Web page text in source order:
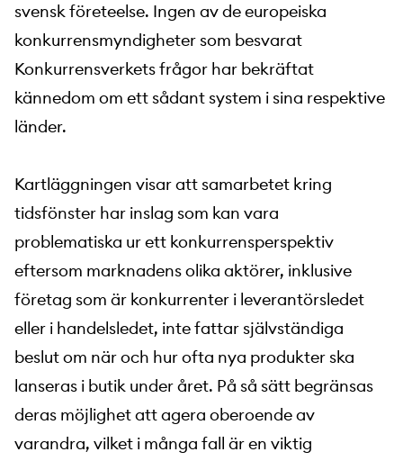
svensk företeelse. Ingen av de europeiska
konkurrensmyndigheter som besvarat
Konkurrensverkets frågor har bekräftat
kännedom om ett sådant system i sina respektive
länder.
Kartläggningen visar att samarbetet kring
tidsfönster har inslag som kan vara
problematiska ur ett konkurrensperspektiv
eftersom marknadens olika aktörer, inklusive
företag som är konkurrenter i leverantörsledet
eller i handelsledet, inte fattar självständiga
beslut om när och hur ofta nya produkter ska
lanseras i butik under året. På så sätt begränsas
deras möjlighet att agera oberoende av
varandra, vilket i många fall är en viktig